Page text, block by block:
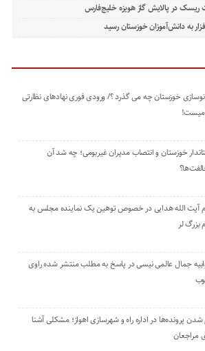
ریسک در پالایش گاز هویزه خلیج‌فارس
خوزستان چه می گذرد ؟/ ورودی فوری نهادهای نظارتی
خوزستان و انتصاب مدیران غیربومی؛ چه شد آن
آیت الله هدایی در خصوص توهین یک نماینده مجلس به
بزرگ لر
جمال عالمی نیسی در پاسخ به مطلب منتشر شده راوی
پرونده‌ها در اداره راه و شهرسازی اهواز؛ مشکلی آشنا
مراجعان